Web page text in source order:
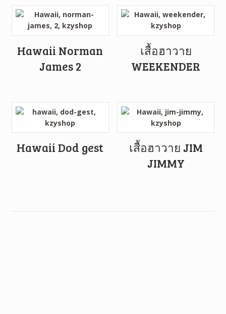
Hawaii Norman
James 2
เสื้อฮาวาย
WEEKENDER
Hawaii Dod gest
เสื้อฮาวาย JIM
JIMMY